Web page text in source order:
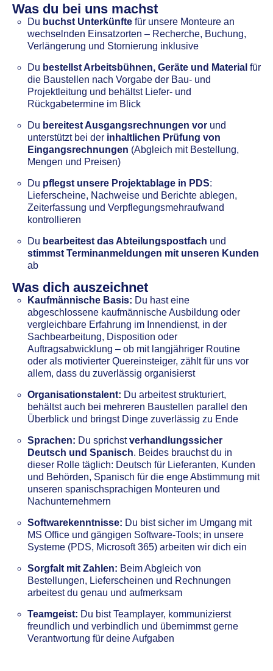
Was du bei uns machst
Du buchst Unterkünfte für unsere Monteure an
wechselnden Einsatzorten – Recherche, Buchung,
Verlängerung und Stornierung inklusive
Du bestellst Arbeitsbühnen, Geräte und Material für
die Baustellen nach Vorgabe der Bau- und
Projektleitung und behältst Liefer- und
Rückgabetermine im Blick
Du bereitest Ausgangsrechnungen vor und
unterstützt bei der inhaltlichen Prüfung von
Eingangsrechnungen (Abgleich mit Bestellung,
Mengen und Preisen)
Du pflegst unsere Projektablage in PDS:
Lieferscheine, Nachweise und Berichte ablegen,
Zeiterfassung und Verpflegungsmehraufwand
kontrollieren
Du bearbeitest das Abteilungspostfach und
stimmst Terminanmeldungen mit unseren Kunden
ab
Was dich auszeichnet
Kaufmännische Basis: Du hast eine
abgeschlossene kaufmännische Ausbildung oder
vergleichbare Erfahrung im Innendienst, in der
Sachbearbeitung, Disposition oder
Auftragsabwicklung – ob mit langjähriger Routine
oder als motivierter Quereinsteiger, zählt für uns vor
allem, dass du zuverlässig organisierst
Organisationstalent: Du arbeitest strukturiert,
behältst auch bei mehreren Baustellen parallel den
Überblick und bringst Dinge zuverlässig zu Ende
Sprachen: Du sprichstverhandlungssicher
Deutsch und Spanisch. Beides brauchst du in
dieser Rolle täglich: Deutsch für Lieferanten, Kunden
und Behörden, Spanisch für die enge Abstimmung mit
unseren spanischsprachigen Monteuren und
Nachunternehmern
Softwarekenntnisse: Du bist sicher im Umgang mit
MS Office und gängigen Software-Tools; in unsere
Systeme (PDS, Microsoft 365) arbeiten wir dich ein
Sorgfalt mit Zahlen: Beim Abgleich von
Bestellungen, Lieferscheinen und Rechnungen
arbeitest du genau und aufmerksam
Teamgeist: Du bist Teamplayer, kommunizierst
freundlich und verbindlich und übernimmst gerne
Verantwortung für deine Aufgaben